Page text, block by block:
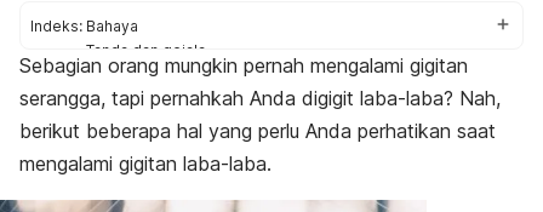
Indeks: Bahaya
Tanda dan gejala
Pertolongan pertama
Sebagian orang mungkin pernah mengalami gigitan
serangga, tapi pernahkah Anda digigit laba-laba? Nah,
berikut beberapa hal yang perlu Anda perhatikan saat
mengalami gigitan laba-laba.